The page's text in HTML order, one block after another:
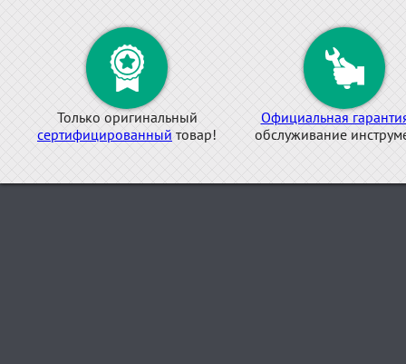
Только оригинальный
сертифицированный товар!
Официальная
обслуживание